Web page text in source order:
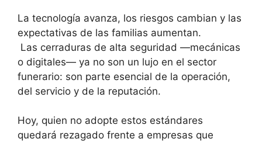
La tecnología avanza, los riesgos cambian y las
expectativas de las familias aumentan.
Las cerraduras de alta seguridad —mecánicas
o digitales— ya no son un lujo en el sector
funerario: son parte esencial de la operación,
del servicio y de la reputación.
Hoy, quien no adopte estos estándares
quedará rezagado frente a empresas que